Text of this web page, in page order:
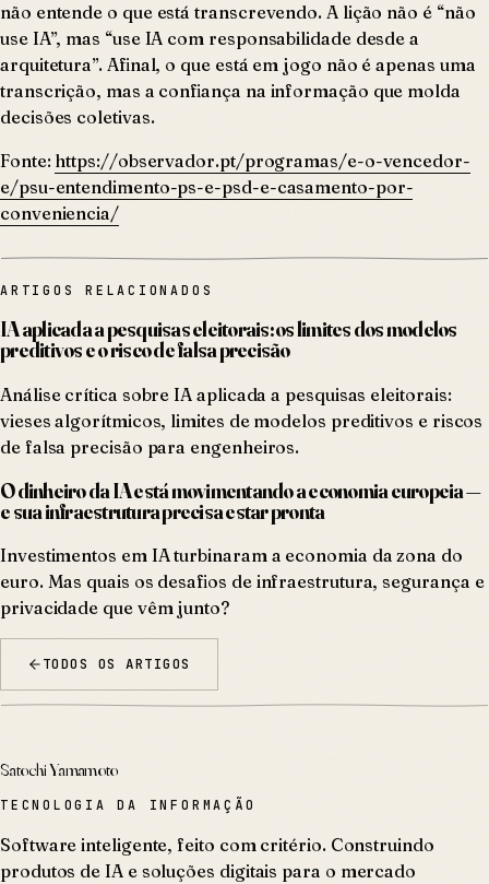
não entende o que está transcrevendo. A lição não é “não
use IA”, mas “use IA com responsabilidade desde a
arquitetura”. Afinal, o que está em jogo não é apenas uma
transcrição, mas a confiança na informação que molda
decisões coletivas.
Fonte: https://observador.pt/programas/e-o-vencedor-
e/psu-entendimento-ps-e-psd-e-casamento-por-
conveniencia/
ARTIGOS RELACIONADOS
IA aplicada a pesquisas eleitorais: os limites dos modelos
preditivos e o risco de falsa precisão
Análise crítica sobre IA aplicada a pesquisas eleitorais:
vieses algorítmicos, limites de modelos preditivos e riscos
de falsa precisão para engenheiros.
O dinheiro da IA está movimentando a economia europeia —
e sua infraestrutura precisa estar pronta
Investimentos em IA turbinaram a economia da zona do
euro. Mas quais os desafios de infraestrutura, segurança e
privacidade que vêm junto?
TODOS OS ARTIGOS
Satochi Yamamoto
TECNOLOGIA DA INFORMAÇÃO
Software inteligente, feito com critério. Construindo
produtos de IA e soluções digitais para o mercado